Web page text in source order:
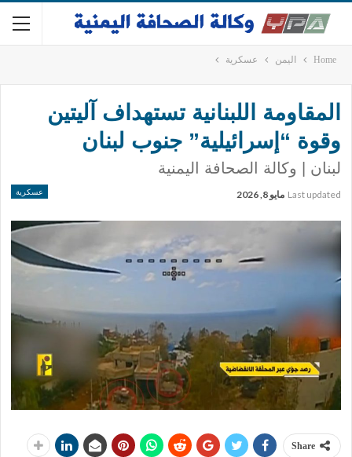
Home اليمن عسكرية
المقاومة اللبنانية تستهداف آليتين
وقوة “إسرائيلية” جنوب لبنان
لبنان | وكالة الصحافة اليمنية
عسكرية Last updated مايو 8, 2026
Share